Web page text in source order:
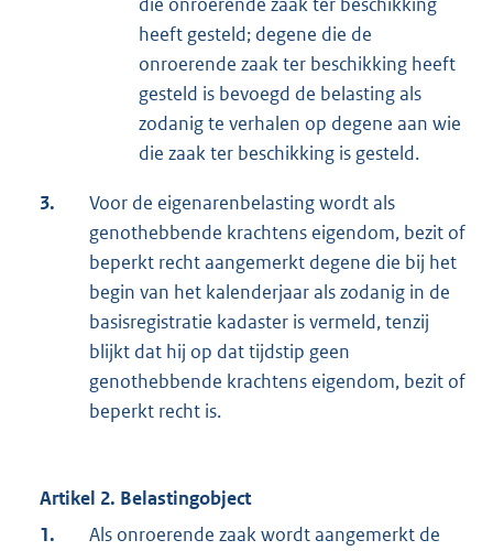
heeft gesteld; degene die de
onroerende zaak ter beschikking heeft
gesteld is bevoegd de belasting als
zodanig te verhalen op degene aan wie
die zaak ter beschikking is gesteld.
3.
Voor de eigenarenbelasting wordt als
genothebbende krachtens eigendom, bezit of
beperkt recht aangemerkt degene die bij het
begin van het kalenderjaar als zodanig in de
basisregistratie kadaster is vermeld, tenzij
blijkt dat hij op dat tijdstip geen
genothebbende krachtens eigendom, bezit of
beperkt recht is.
Artikel 2. Belastingobject
1.
Als onroerende zaak wordt aangemerkt de